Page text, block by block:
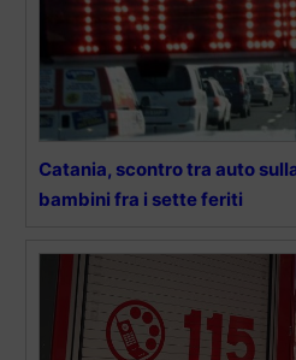
Catania, scontro tra auto
bambini fra i sette feriti